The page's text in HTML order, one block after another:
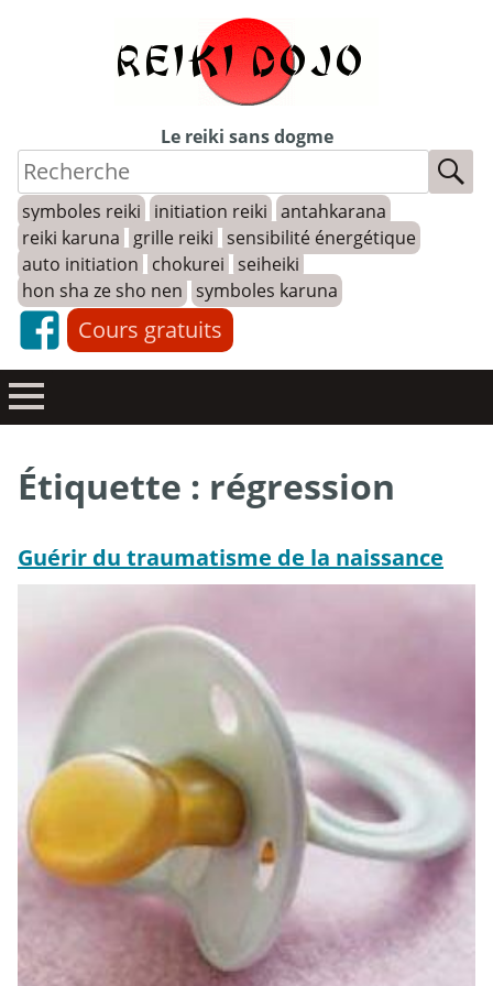
Le reiki sans dogme
symboles reiki initiation reiki antahkarana
reiki karuna
grille reiki sensibilité énergétique
auto initiation
chokurei seiheiki
hon sha ze sho nen symboles karuna
Cours gratuits
Étiquette : régression
Guérir du traumatisme de la naissance